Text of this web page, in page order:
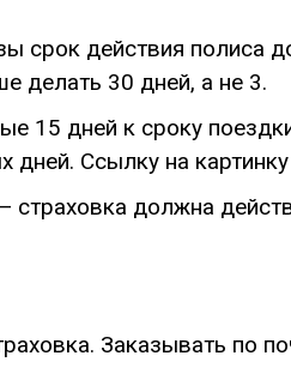
срок действия полиса
делать 30 дней, а не 3.
15 дней к сроку
дней. Ссылку на картинку
должна
Заказывать по